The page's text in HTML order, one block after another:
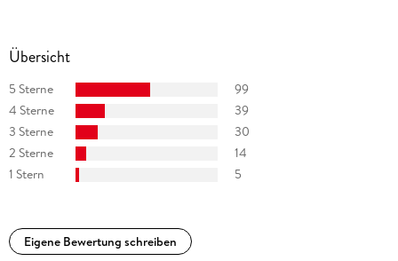
Übersicht
5 Sterne
99
4 Sterne
39
3 Sterne
30
2 Sterne
14
1 Stern
5
Eigene Bewertung schreiben